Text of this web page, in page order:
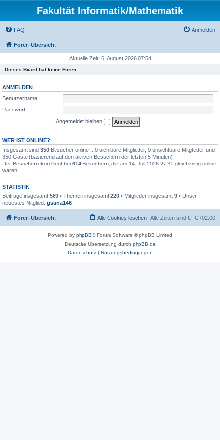
Fakultät Informatik/Mathematik
FAQ Anmelden
Foren-Übersicht
Aktuelle Zeit: 6. August 2026 07:54
Dieses Board hat keine Foren.
ANMELDEN
Benutzername:
Passwort:
Angemeldet bleiben
WER IST ONLINE?
Insgesamt sind 350 Besucher online :: 0 sichtbare Mitglieder, 0 unsichtbare Mitglieder und
350 Gäste (basierend auf den aktiven Besuchern der letzten 5 Minuten)
Der Besucherrekord liegt bei 614 Besuchern, die am 14. Juli 2026 22:31 gleichzeitig online
waren.
STATISTIK
Beiträge insgesamt 589 • Themen insgesamt 220 • Mitglieder insgesamt 9 • Unser
neuestes Mitglied: gsuna146
Foren-Übersicht Alle Zeiten sind UTC+02:00
Alle Cookies löschen
Powered by phpBB® Forum Software © phpBB Limited
Deutsche Übersetzung durch phpBB.de
Datenschutz| Nutzungsbedingungen